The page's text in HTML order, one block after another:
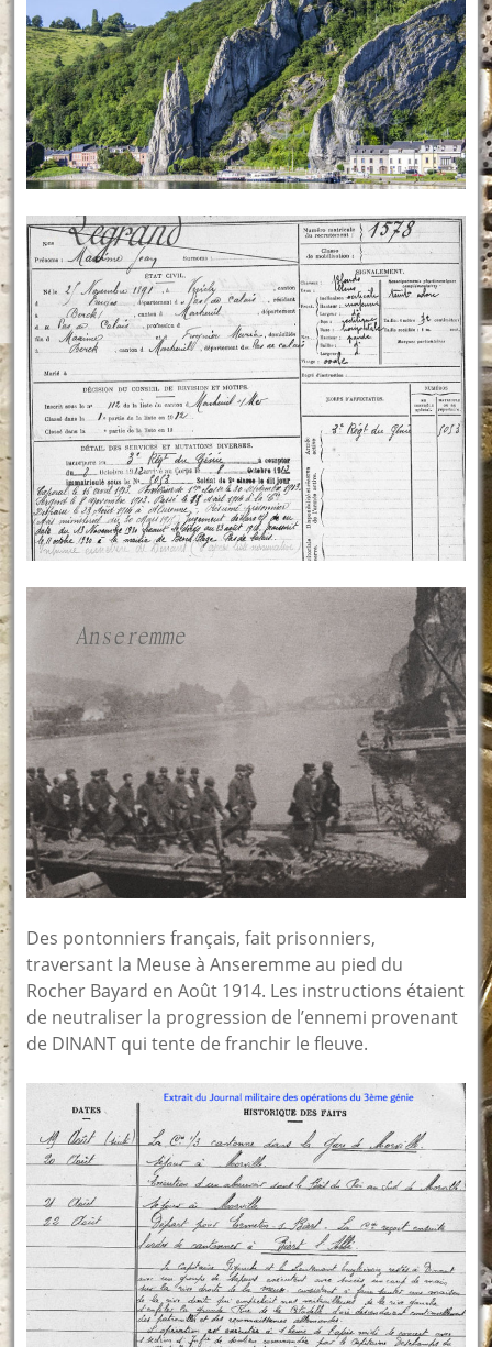
Des pontonniers français, fait prisonniers,
traversant la Meuse à Anseremme au pied du
Rocher Bayard en Août 1914. Les instructions étaient
de neutraliser la progression de l’ennemi provenant
de DINANT qui tente de franchir le fleuve.